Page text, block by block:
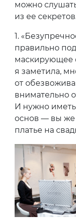
можно
из ее
1.
правильно
маскирующее
я заметила,
от
внимательно
И нужно
основ — вы же
платье на